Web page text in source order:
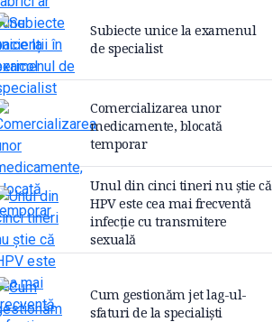
Subiecte unice la examenul
de specialist
Comercializarea unor
medicamente, blocată
temporar
Unul din cinci tineri nu știe că
HPV este cea mai frecventă
infecție cu transmitere
sexuală
Cum gestionăm jet lag-ul-
sfaturi de la specialiști